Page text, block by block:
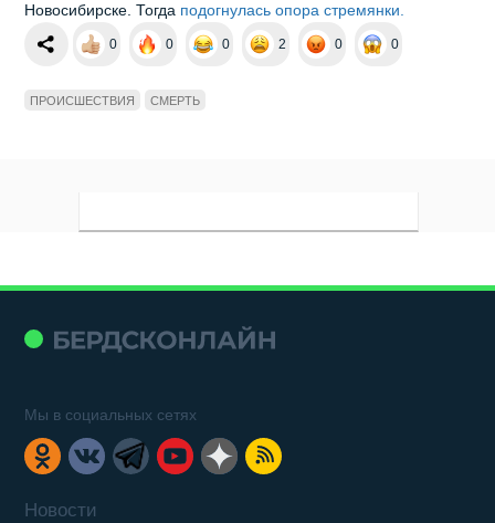
Новосибирске. Тогда подогнулась опора стремянки.
0 0 0 2 0 0
ПРОИСШЕСТВИЯ СМЕРТЬ
Новости
Мы в социальных сетях